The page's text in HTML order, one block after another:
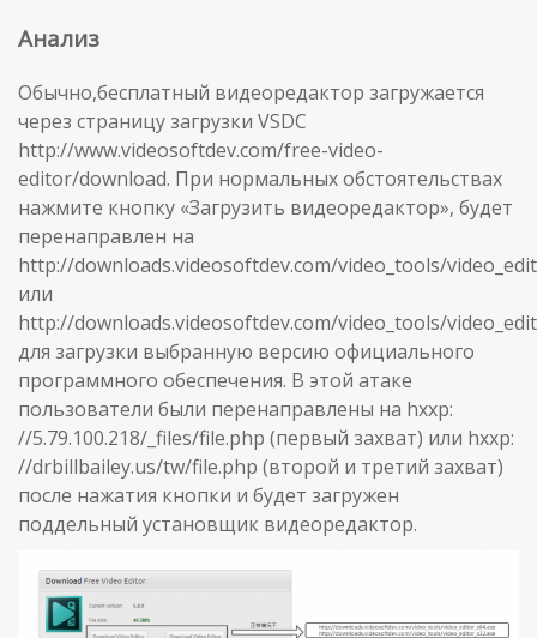
Анализ
Обычно,бесплатный видеоредактор загружается
через страницу загрузки VSDC
http://www.videosoftdev.com/free-video-
editor/download. При нормальных обстоятельствах
нажмите кнопку «Загрузить видеоредактор», будет
перенаправлен на
http://downloads.videosoftdev.com/video_tools/
или
http://downloads.videosoftdev.com/video_tools/
для загрузки выбранную версию официального
программного обеспечения. В этой атаке
пользователи были перенаправлены на hxxp:
//5.79.100.218/_files/file.php (первый захват) или hxxp:
//drbillbailey.us/tw/file.php (второй и третий захват)
после нажатия кнопки и будет загружен
поддельный установщик видеоредактор.